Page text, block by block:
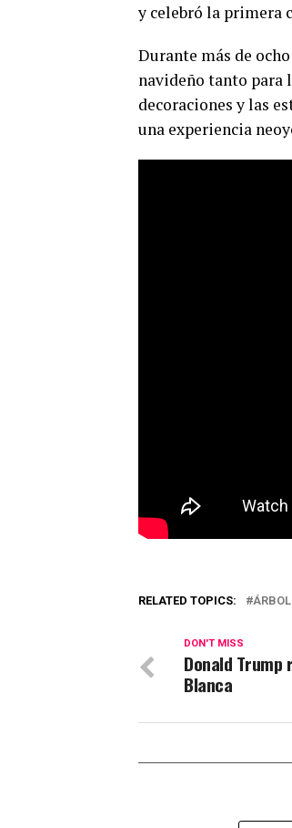
y celebró la primera
Durante más de
navideño tanto para
decoraciones y las
una experiencia
RELATED TOPICS:
DON'T MISS
Donald Trump
Blanca